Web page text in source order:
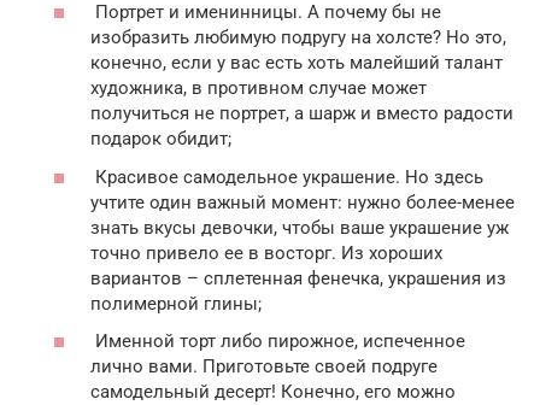
Портрет и именинницы. А почему бы не
изобразить любимую подругу на холсте? Но это,
конечно, если у вас есть хоть малейший талант
художника, в противном случае может
получиться не портрет, а шарж и вместо радости
подарок обидит;
Красивое самодельное украшение. Но здесь
учтите один важный момент: нужно более-менее
знать вкусы девочки, чтобы ваше украшение уж
точно привело ее в восторг. Из хороших
вариантов – сплетенная фенечка, украшения из
полимерной глины;
Именной торт либо пирожное, испеченное
лично вами. Приготовьте своей подруге
самодельный десерт! Конечно, его можно